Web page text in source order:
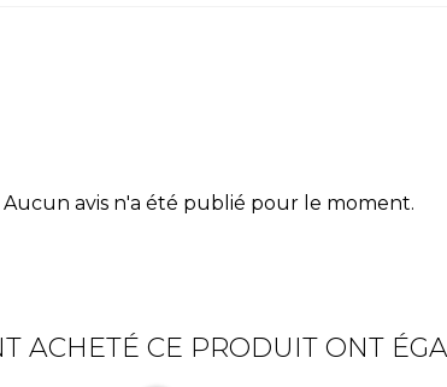
Aucun avis n'a été publié pour le moment.
ACHETÉ CE PRODUIT ONT